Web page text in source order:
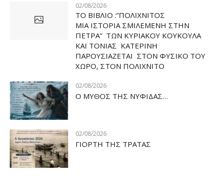
02/08/2026
ΤΟ ΒΙΒΛΙΟ :”ΠΟΛΙΧΝΙΤΟΣ
ΜΙΑ ΙΣΤΟΡΙΑ ΣΜΙΛΕΜΕΝΗ ΣΤΗΝ
ΠΕΤΡΑ” ΤΩΝ ΚΥΡΙΑΚΟΥ ΚΟΥΚΟΥΛΑ
ΚΑΙ ΤΟΝΙΑΣ ΚΑΤΕΡΙΝΗ
ΠΑΡΟΥΣΙΑΖΕΤΑΙ ΣΤΟΝ ΦΥΣΙΚΟ ΤOY
ΧΩΡΟ, ΣΤΟΝ ΠΟΛΙΧΝΙΤΟ
02/08/2026
Ο ΜΥΘΟΣ ΤΗΣ ΝΥΦΙΔΑΣ…
02/08/2026
ΓΙΟΡΤΗ ΤΗΣ ΤΡΑΤΑΣ